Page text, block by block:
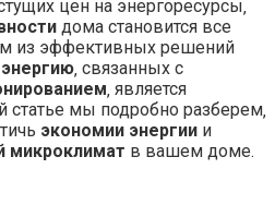
цен на энергоресурсы‚
дома становится все
из эффективных решений
‚ связанных с
‚ является
статье мы подробно разберем‚
экономии энергии и
микроклимат в вашем доме.